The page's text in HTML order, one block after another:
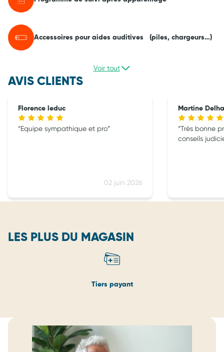
Accessoires pour aides auditives (piles, chargeurs…)
Voir tout
AVIS CLIENTS
Florence leduc
02 juin 2026
Equipe sympathique et pro
Martine
Très bonne
conseils
LES PLUS DU MAGASIN
Tiers payant